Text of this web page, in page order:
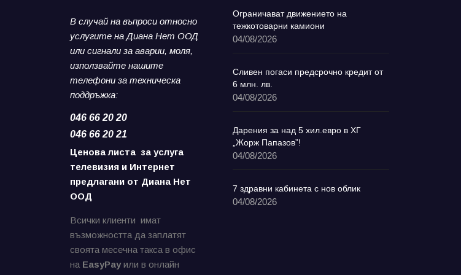
В случай на въпроси относно
услугите на Диана Нет ООД
или сигнали за аварии, моля,
използвайте нашите
телефони за техническа
поддръжка:
046 66 20 20
046 66 20 21
Ценова листа за услуга
телевизия и Интернет
предлагани от Диана Нет
ООД
Всички клиенти имат
възможността да заплатят
своята месечна такса в офис
на EasyPayили в онлайн
Ограничават движението на
тежкотоварни камиони
04/08/2026
Сливен погаси предсрочно кредит от
6 млн. лв.
04/08/2026
Дарения за над 5 хил.евро в ХГ
„Жорж Папазов”!
04/08/2026
7 здравни кабинета с нов облик
04/08/2026